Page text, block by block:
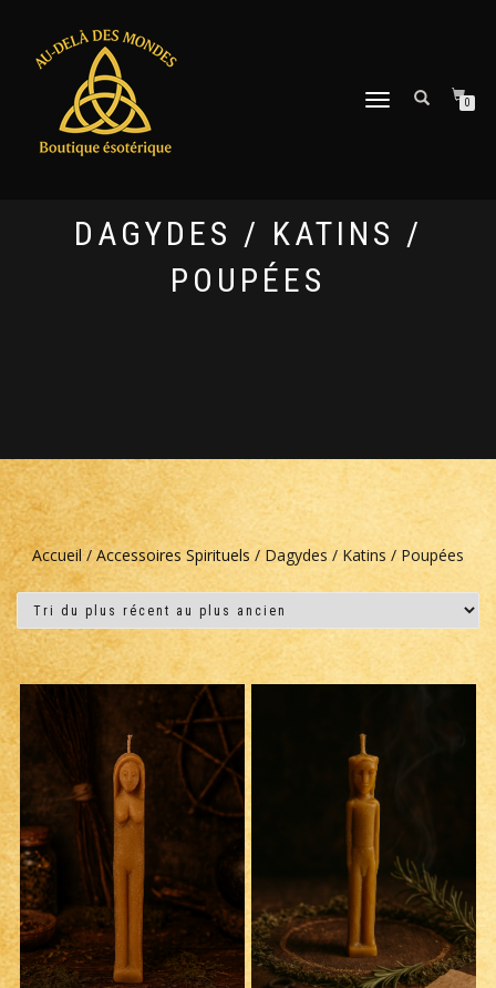
DÉPLIER
0
DAGYDES / KATINS /
POUPÉES
Accueil/Accessoires Spirituels / Dagydes / Katins / Poupées